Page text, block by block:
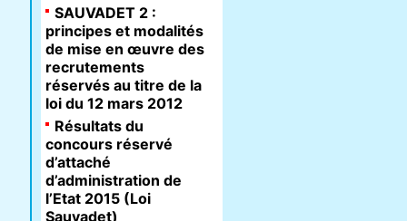
SAUVADET 2 :
principes et modalités
de mise en œuvre des
recrutements
réservés au titre de la
loi du 12 mars 2012
Résultats du
concours réservé
d’attaché
d’administration de
l’Etat 2015 (Loi
Sauvadet)